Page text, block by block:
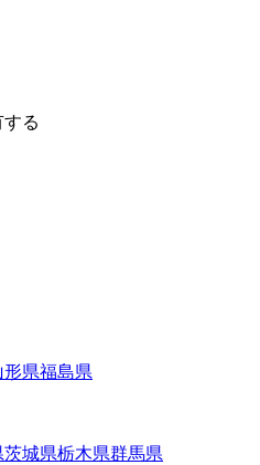
る
形県福島県
茨城県栃木県群馬県